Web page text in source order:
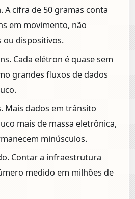
A cifra de 50 gramas conta
em movimento, não
ou dispositivos.
Cada elétron é quase sem
grandes fluxos de dados
Mais dados em trânsito
mais de massa eletrônica,
minúsculos.
Contar a infraestrutura
medido em milhões de